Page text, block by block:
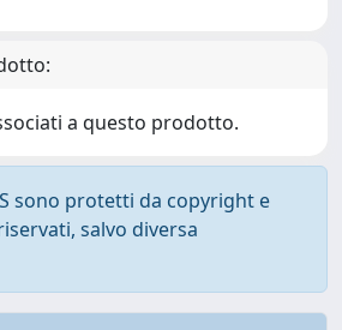
a questo prodotto.
sono protetti da copyright e
salvo diversa